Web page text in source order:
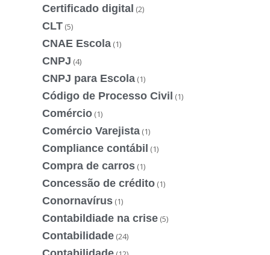
Certificado digital (2)
CLT (5)
CNAE Escola (1)
CNPJ (4)
CNPJ para Escola (1)
Código de Processo Civil (1)
Comércio (1)
Comércio Varejista (1)
Compliance contábil (1)
Compra de carros (1)
Concessão de crédito (1)
Conornavírus (1)
Contabildiade na crise (5)
Contabilidade (24)